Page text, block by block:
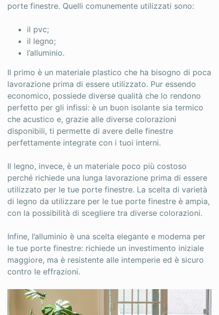
porte finestre. Quelli comunemente utilizzati sono:
il pvc;
il legno;
l’alluminio.
Il primo è un materiale plastico che ha bisogno di poca
lavorazione prima di essere utilizzato. Pur essendo
economico, possiede diverse qualità che lo rendono
perfetto per gli infissi: è un buon isolante sia termico
che acustico e, grazie alle diverse colorazioni
disponibili, ti permette di avere delle finestre
perfettamente integrate con i tuoi interni.
Il legno, invece, è un materiale poco più costoso
perché richiede una lunga lavorazione prima di essere
utilizzato per le tue porte finestre. La scelta di varietà
di legno da utilizzare per le tue porte finestre è ampia,
con la possibilità di scegliere tra diverse colorazioni.
Infine, l’alluminio è una scelta elegante e moderna per
le tue porte finestre: richiede un investimento iniziale
maggiore, ma è resistente alle intemperie ed è sicuro
contro le effrazioni.